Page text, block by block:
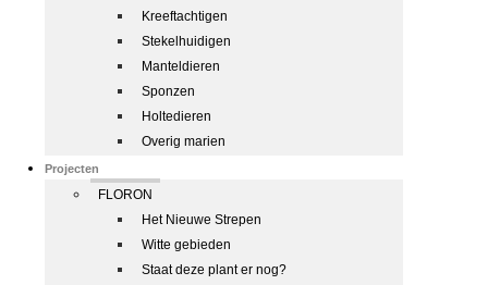
Kreeftachtigen
Stekelhuidigen
Manteldieren
Sponzen
Holtedieren
Overig marien
Projecten
FLORON
Het Nieuwe Strepen
Witte gebieden
Staat deze plant er nog?